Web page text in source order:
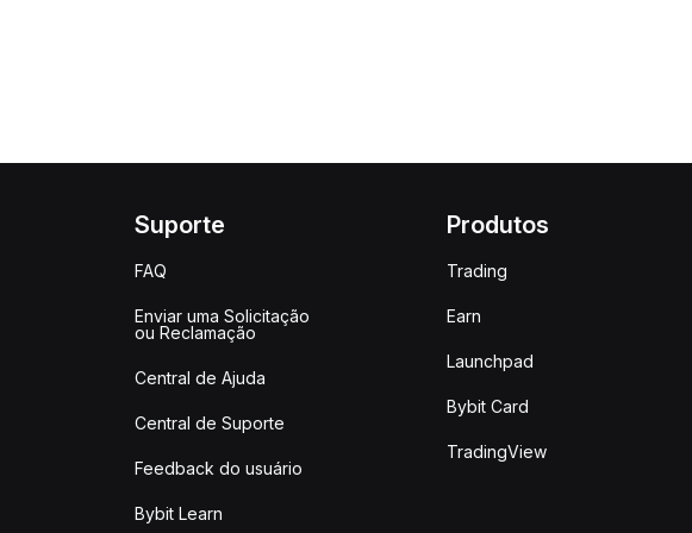
Suporte
FAQ
Enviar uma Solicitação
ou Reclamação
Central de Ajuda
Central de Suporte
Feedback do usuário
Bybit Learn
Produtos
Trading
Earn
Launchpad
Bybit Card
TradingView